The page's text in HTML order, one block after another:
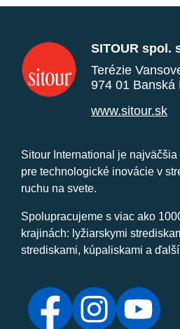
SITOUR spol.
Terézie
974 01 Banská
www.sitour.sk
Sitour International je
pre technologické inovácie v
ruchu na svete.
Spolupracujeme s viac ako
krajinách: lyžiarskymi
strediskami, kúpaliskami a